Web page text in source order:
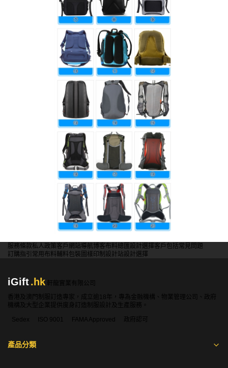
服務條款私人政策客戶 網站導航博客布料總匯設計選擇客戶包括常見問題
訂購指引 常用布料輔料包裝 圖樣印制 設計站設計選擇
iGift.hk
軒龍實業有限公司
香港及澳門制服訂造專家，成立逾18年，專為金融機構、物業管理公司、政府
機構及大型企業提供度身訂造制服設計及生產服務。
Sedex
ISO 9001 FAMA Approved 政府認可
產品分類